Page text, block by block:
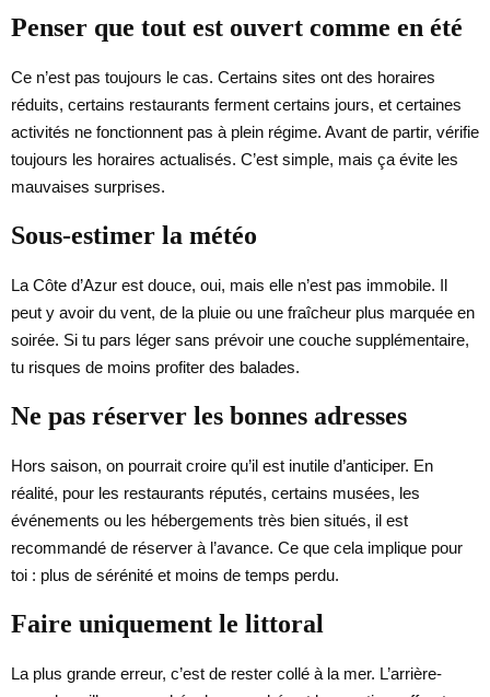
Penser que tout est ouvert comme en été
Ce n’est pas toujours le cas. Certains sites ont des horaires
réduits, certains restaurants ferment certains jours, et certaines
activités ne fonctionnent pas à plein régime. Avant de partir, vérifie
toujours les horaires actualisés. C’est simple, mais ça évite les
mauvaises surprises.
Sous-estimer la météo
La Côte d’Azur est douce, oui, mais elle n’est pas immobile. Il
peut y avoir du vent, de la pluie ou une fraîcheur plus marquée en
soirée. Si tu pars léger sans prévoir une couche supplémentaire,
tu risques de moins profiter des balades.
Ne pas réserver les bonnes adresses
Hors saison, on pourrait croire qu’il est inutile d’anticiper. En
réalité, pour les restaurants réputés, certains musées, les
événements ou les hébergements très bien situés, il est
recommandé de réserver à l’avance. Ce que cela implique pour
toi : plus de sérénité et moins de temps perdu.
Faire uniquement le littoral
La plus grande erreur, c’est de rester collé à la mer. L’arrière-